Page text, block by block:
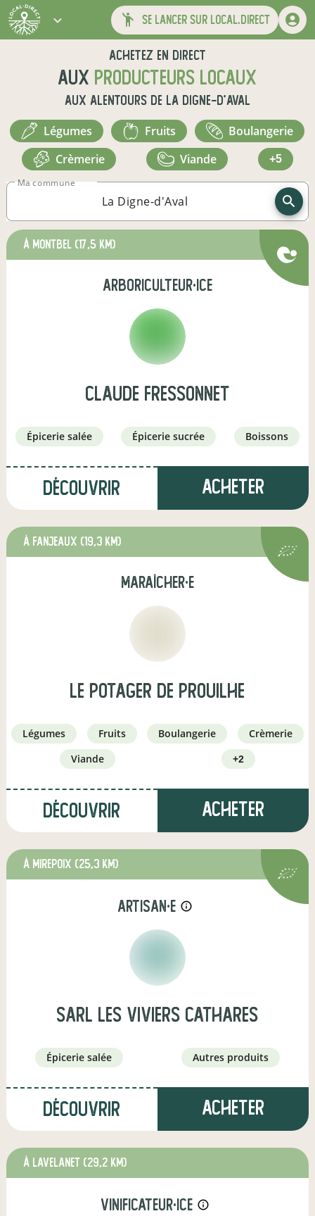
se lancer sur local.direct
Achetez en direct
aux producteurs locaux
aux alentours de La Digne-d'Aval
légumes fruits
boulangerie
crèmerie
viande +5
Ma commune
à Montbel (17,5 km)
arboriculteur·ice
claude fressonnet
épicerie salée épicerie sucrée boissons
Découvrir Acheter
à Fanjeaux (19,3 km)
maraîcher·e
Le Potager de Prouilhe
légumes fruits boulangerie
crèmerie
viande
+2
Découvrir Acheter
à Mirepoix (25,3 km)
artisan·e info_outline
sarl les viviers cathares
épicerie salée autres produits
Découvrir Acheter
à Lavelanet (29,2 km)
vinificateur·ice info_outline